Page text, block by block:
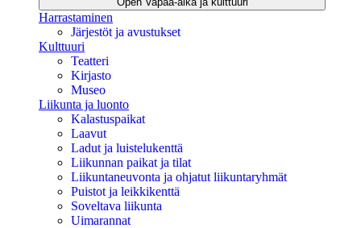
Harrastaminen
Järjestöt ja avustukset
Kulttuuri
Teatteri
Kirjasto
Museo
Liikunta ja luonto
Kalastuspaikat
Laavut
Ladut ja luistelukenttä
Liikunnan paikat ja tilat
Liikuntaneuvonta ja ohjatut liikuntaryhmät
Puistot ja leikkikenttä
Soveltava liikunta
Uimarannat